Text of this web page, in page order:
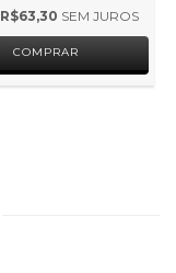
R$63,30 SEM JUROS
COMPRAR